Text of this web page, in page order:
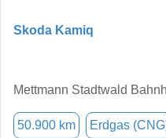
Skoda Kamiq
Mettmann Stadtwald
50.900 km Erdgas